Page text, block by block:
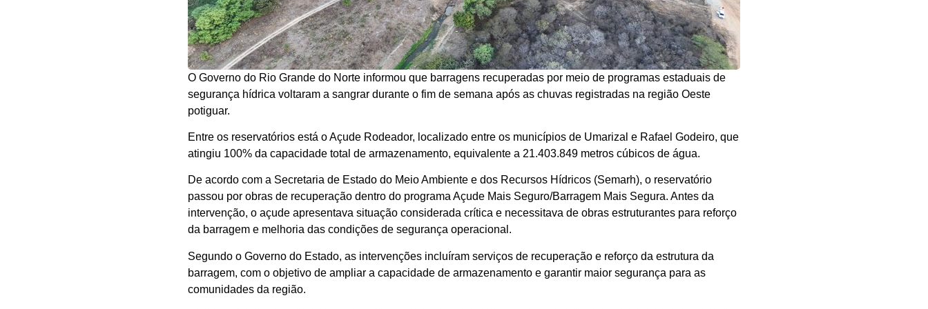
O Governo do Rio Grande do Norte informou que barragens recuperadas por meio de programas estaduais de
segurança hídrica voltaram a sangrar durante o fim de semana após as chuvas registradas na região Oeste
potiguar.
Entre os reservatórios está o Açude Rodeador, localizado entre os municípios de Umarizal e Rafael Godeiro, que
atingiu 100% da capacidade total de armazenamento, equivalente a 21.403.849 metros cúbicos de água.
De acordo com a Secretaria de Estado do Meio Ambiente e dos Recursos Hídricos (Semarh), o reservatório
passou por obras de recuperação dentro do programa Açude Mais Seguro/Barragem Mais Segura. Antes da
intervenção, o açude apresentava situação considerada crítica e necessitava de obras estruturantes para reforço
da barragem e melhoria das condições de segurança operacional.
Segundo o Governo do Estado, as intervenções incluíram serviços de recuperação e reforço da estrutura da
barragem, com o objetivo de ampliar a capacidade de armazenamento e garantir maior segurança para as
comunidades da região.